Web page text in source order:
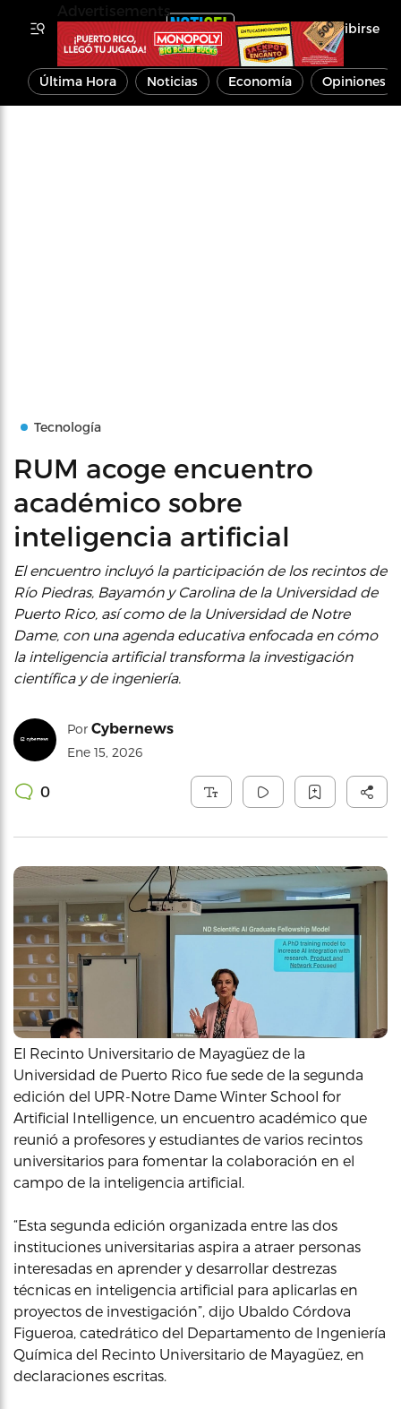
Inscribirse
Última Hora Noticias Economía Opiniones
Tecnología
RUM acoge encuentro
académico sobre
inteligencia artificial
El encuentro incluyó la participación de los recintos de
Río Piedras, Bayamón y Carolina de la Universidad de
Puerto Rico, así como de la Universidad de Notre
Dame, con una agenda educativa enfocada en cómo
la inteligencia artificial transforma la investigación
científica y de ingeniería.
Por Cybernews
Ene 15, 2026
0
El Recinto Universitario de Mayagüez de la
Universidad de Puerto Rico fue sede de la segunda
edición del UPR-Notre Dame Winter School for
Artificial Intelligence, un encuentro académico que
reunió a profesores y estudiantes de varios recintos
universitarios para fomentar la colaboración en el
campo de la inteligencia artificial.
“Esta segunda edición organizada entre las dos
instituciones universitarias aspira a atraer personas
interesadas en aprender y desarrollar destrezas
técnicas en inteligencia artificial para aplicarlas en
proyectos de investigación”, dijo Ubaldo Córdova
Figueroa, catedrático del Departamento de Ingeniería
Química del Recinto Universitario de Mayagüez, en
declaraciones escritas.
Advertisements